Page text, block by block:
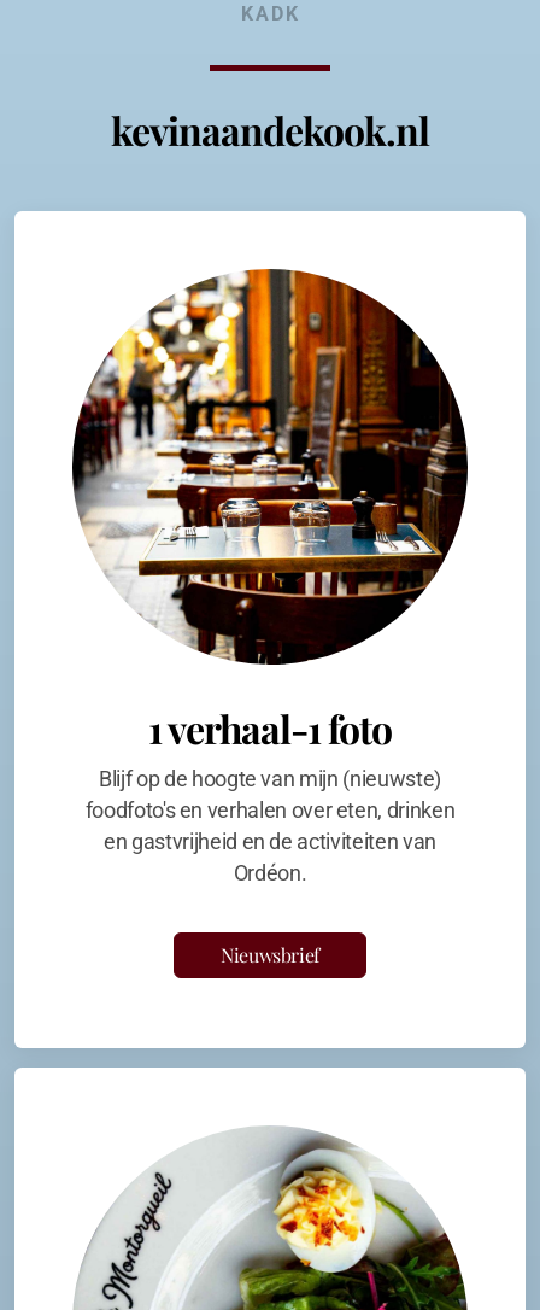
KADK
kevinaandekook.nl
1 verhaal-1 foto
Blijf op de hoogte van mijn (nieuwste)
foodfoto's en verhalen over eten, drinken
en gastvrijheid en de activiteiten van
Ordéon.
Nieuwsbrief